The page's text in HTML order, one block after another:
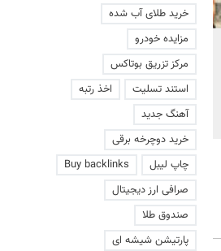
کنترل اوضاع از دست
خارج شد...
خرید طلای آب شده
مزایده خودرو
مرکز تزریق بوتاکس
استند تسلیت
اخذ رتبه
آهنگ جدید
خرید دوچرخه برقی
چاپ لیبل
Buy backlinks
صرافی ارز دیجیتال
صندوق طلا
پارتیشن شیشه ای